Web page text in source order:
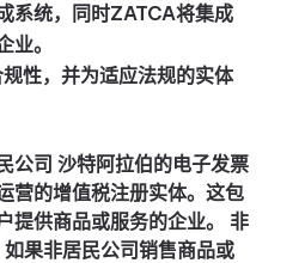
系统，同时ZATCA将集成
业。
性，并为适应法规的实体
公司 沙特阿拉伯的电子发票
营的增值税注册实体。这包
提供商品或服务的企业。 非
如果非居民公司销售商品或